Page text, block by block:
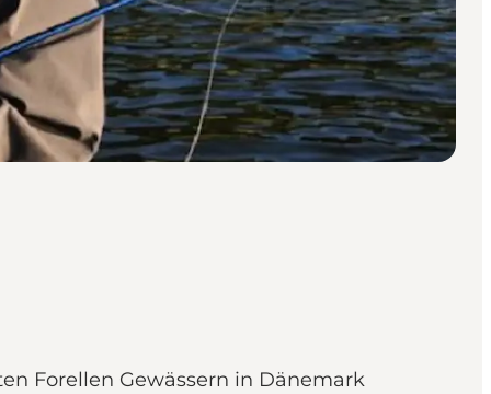
Forellen Gewässern in Dänemark